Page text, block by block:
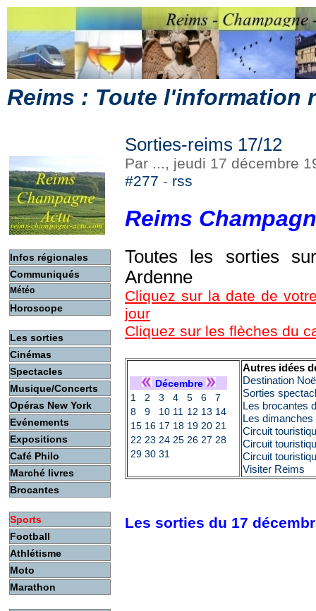
Reims : Toute l'information
Infos régionales
Communiqués
Météo
Horoscope
Les sorties
Cinémas
Spectacles
Musique/Concerts
Opéras New York
Evénements
Expositions
Café Philo
Marché livres
Brocantes
Sports
Football
Athlétisme
Moto
Marathon
Sorties-reims 17/12
Par ..., jeudi 17 décembre
#277 - rss
Reims
Toutes les sorties
Ardenne
Cliquez sur la date de
jour
Cliquez sur les flèches du
Décembre
1
2 3 4 5 6
7
8
9 10 11 12 13 14
15 16 17 18 19 20 21
22 23 24 25 26 27 28
29 30 31
Autres idées
Destination
Sorties
Les brocantes
Les dimanches
Circuit
Circuit
Circuit
Visiter Reims
Les sorties du 17